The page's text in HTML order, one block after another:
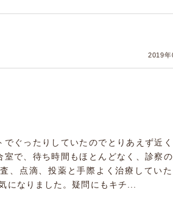
2019年
ぐったりしていたのでとりあえず近く
で、待ち時間もほとんどなく、診察
、点滴、投薬と手際よく治療してい
になりました。疑問にもキチ...